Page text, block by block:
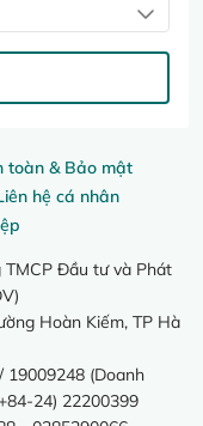
toàn & Bảo mật
hệ cá nhân
Đầu tư và Phát
Hoàn Kiếm, TP Hà
19009248 (Doanh
24) 22200399